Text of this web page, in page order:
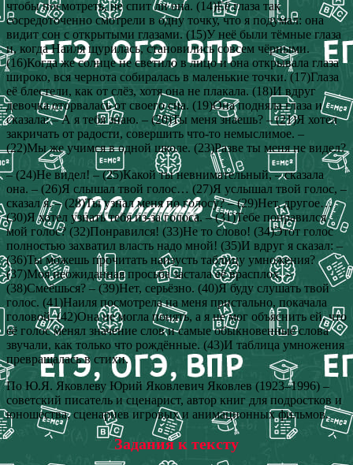
чтобы посмотреть, не спит ли она. (14)Её глаза так
сосредоточенно смотрели в одну точку, что я подумал: она
видит сон с открытыми глазами. (15)У неё были тёмные глаза
и, когда Наиля щурилась, становились совсем чёрными.
(16)Когда же солнце не светило в лицо и она открывала глаза
широко, вся чернота собиралась в маленькие точки. (17)Глаза
её блестели, как от слёз, хотя она не плакала. (18)И вдруг
девочка оторвалась от своего сна. (19)Она подняла глаза и
сказала: – А я тебя знаю. – (20)Ты меня знаешь? – (21)Я хотел
закричать от радости, совершить что-то немыслимое. –
(22)Мы же учимся в одной школе. (23)Разве ты меня не видел?
– (24)Не видел! – (25)Какой ты невнимательный, – сказала
она. – (26)Я слышал твой голос… (27)Я услышал твой голос, –
сказал я. – (28)Ты узнал меня по голосу? – (29)Нет, другое…
(30)Я хотел узнать тебя из-за голоса. – (31)Тебе понравился
мой голос? (32)Понравился! (33)Не то слово! (34)Этот голос
полностью захватил власть надо мной! (35)И вдруг я сказал: –
(36)Ты можешь прочитать наизусть таблицу умножения?
(37)Моя неожиданная просьба застала её врасплох. –
(38)Смеёшься? – (39)Нет, серьёзно. (40)Я буду слушать твой
голос. (41)Наиля посмотрела на меня пристально, покачала
головой. (42)Она не могла понять, а я не мог объяснить ей, что
её голос менял значение слов и самые обыкновенные слова
звучали, как только что рождённые. (43)И таблица умножения
превращалась в стихи.
По Ю.Я. Яковлеву Юрий Яковлевич Яковлев (1923–1996) –
советский писатель и сценарист, автор книг для подростков и
юношества, сценариев игровых и анимационных фильмов.
Задания к тексту